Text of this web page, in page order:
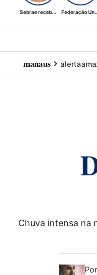
Sebrae receb... Federação
manaus alerta
Chuva intensa na
Por